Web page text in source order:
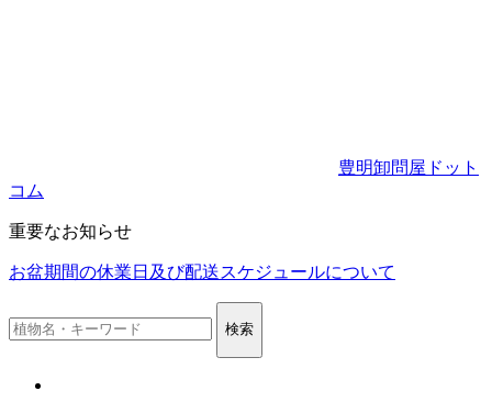
豊明卸問屋ドット
コム
重要なお知らせ
お盆期間の休業日及び配送スケジュールについて
検索